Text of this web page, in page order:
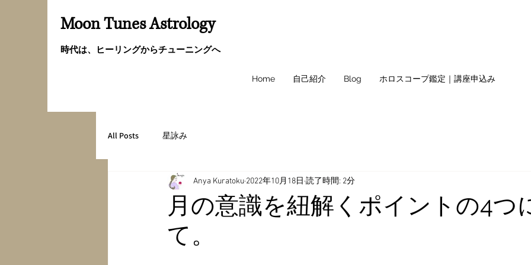
Moon Tunes Astrology
時代は、ヒーリングからチューニングへ
Home 自己紹介 Blog ホロスコープ鑑定｜講座申込み
All Posts 星詠み
月の意識を紐解くポイントの4つ
て。
Anya Kuratoku 2022年10月18日 読了時間: 2分